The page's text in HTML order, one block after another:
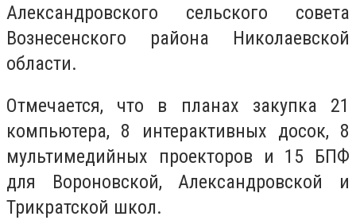
Александровского сельского совета
Вознесенского района Николаевской
области.
Отмечается, что в планах закупка 21
компьютера, 8 интерактивных досок, 8
мультимедийных проекторов и 15 БПФ
для Вороновской, Александровской и
Трикратской школ.